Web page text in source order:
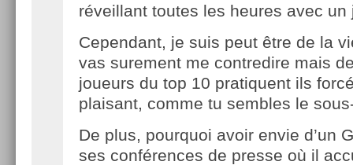
réveillant toutes les heures avec un
Cependant, je suis peut être de la
vas surement me contredire mais
joueurs du top 10 pratiquent ils
plaisant, comme tu sembles le
De plus, pourquoi avoir envie d’un
ses conférences de presse où il